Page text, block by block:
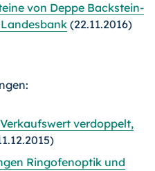
von Deppe Backstein-
(22.11.2016)
verdoppelt,
Ringofenoptik und